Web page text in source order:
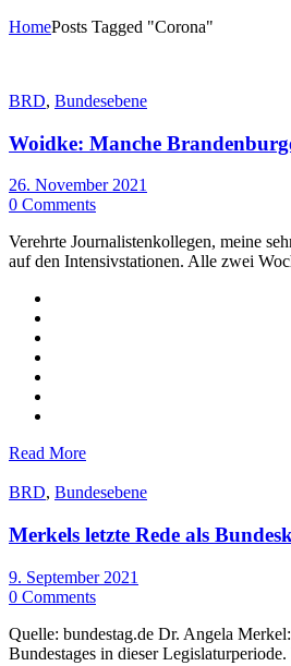
HomePosts Tagged "Corona"
BRD, Bundesebene
Woidke: Manche
26. November 2021
0 Comments
Verehrte Journalistenkollegen, meine
auf den Intensivstationen. Alle zwei
Read More
BRD, Bundesebene
Merkels letzte Rede als
9. September 2021
0 Comments
Quelle: bundestag.de Dr. Angela
Bundestages in dieser